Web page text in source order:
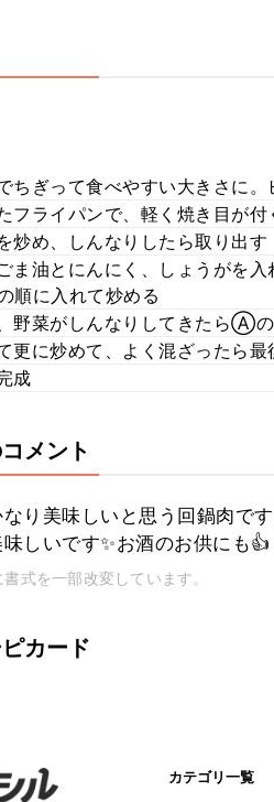
ちぎって食べやすい大きさに
フライパンで、軽く焼き目が
炒め、しんなりしたら取り出す
ま油とにんにく、しょうがを
順に入れて炒める
野菜がしんなりしてきたらⒶの
更に炒めて、よく混ざったら
成
メント
り美味しいと思う回鍋肉で
しいです✨お酒のお供にも👍
式を一部改変しています。
カード
カテゴリ一覧